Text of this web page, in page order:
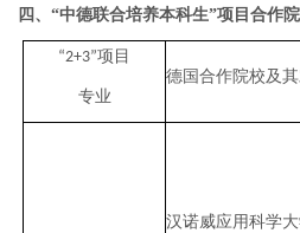
四、 “中德联合培养本科生”项目合作
“2+3”项目
专业
德国合作院校及
汉诺威应用科学